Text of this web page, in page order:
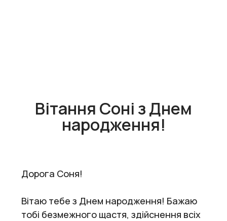
Вітання Соні з Днем
народження!
Дорога Соня!
Вітаю тебе з Днем народження! Бажаю
тобі безмежного щастя, здійснення всіх